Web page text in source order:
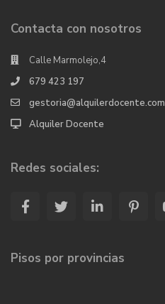
Contacta con nosotros
Calle Marmolejo,4
679 423 197
gestoria@alquilerdocente.com
Alquiler Docente
Redes sociales:
Pisos por provincias